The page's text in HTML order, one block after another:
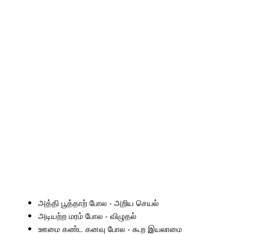
அத்தி பூத்தாற் போல - அறிய செயல்
அடியற்ற மரம் போல - விழுதல்
ஊமை கண்ட கனவு போல - கூற இயலாமை